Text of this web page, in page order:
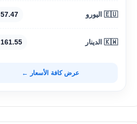
🇪🇺 اليورو 57.47 ج.م
🇰🇼 الدينار 161.55 ج.م
عرض كافة الأسعار ←